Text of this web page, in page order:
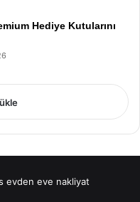
Hediye Kutularını
evden eve nakliyat